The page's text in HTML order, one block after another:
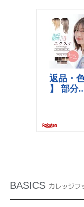
BASICS カレッジフ